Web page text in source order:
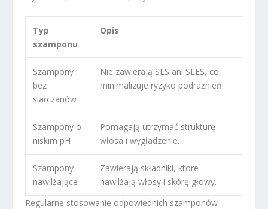
Typ
szamponu
Opis
Szampony
bez
siarczanów
Nie zawierają SLS ani SLES, co
minimalizuje ryzyko podrażnień.
Szampony o
niskim pH
Pomagają utrzymać strukturę
włosa i wygładzenie.
Szampony
nawilżające
Zawierają składniki, które
nawilżają włosy i skórę głowy.
Regularne stosowanie odpowiednich szamponów